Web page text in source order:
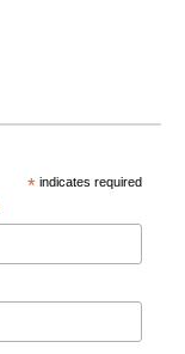
* indicates required